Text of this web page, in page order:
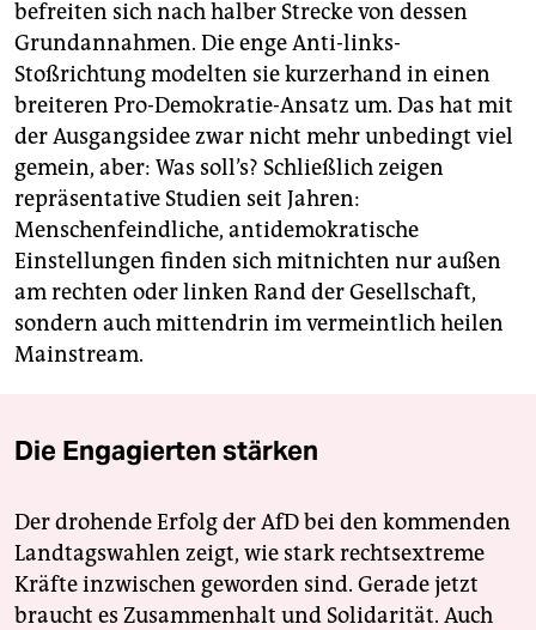
befreiten sich nach halber Strecke von dessen
Grundannahmen. Die enge Anti-links-
Stoßrichtung modelten sie kurzerhand in einen
breiteren Pro-Demokratie-Ansatz um. Das hat mit
der Ausgangsidee zwar nicht mehr unbedingt viel
gemein, aber: Was soll’s? Schließlich zeigen
repräsentative Studien seit Jahren:
Menschenfeindliche, antidemokratische
Einstellungen finden sich mitnichten nur außen
am rechten oder linken Rand der Gesellschaft,
sondern auch mittendrin im vermeintlich heilen
Mainstream.
Die Engagierten stärken
Der drohende Erfolg der AfD bei den kommenden
Landtagswahlen zeigt, wie stark rechtsextreme
Kräfte inzwischen geworden sind. Gerade jetzt
braucht es Zusammenhalt und Solidarität. Auch